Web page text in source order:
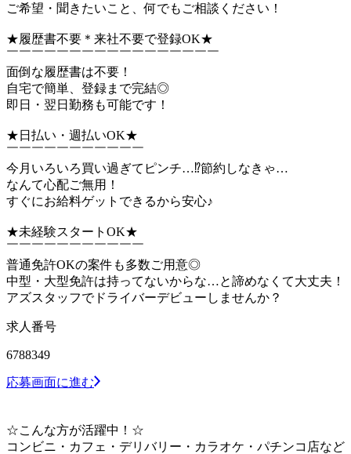
ご希望・聞きたいこと、何でもご相談ください！
★履歴書不要＊来社不要で登録OK★
￣￣￣￣￣￣￣￣￣￣￣￣￣￣￣￣￣
面倒な履歴書は不要！
自宅で簡単、登録まで完結◎
即日・翌日勤務も可能です！
★日払い・週払いOK★
￣￣￣￣￣￣￣￣￣￣￣
今月いろいろ買い過ぎてピンチ…⁉節約しなきゃ…
なんて心配ご無用！
すぐにお給料ゲットできるから安心♪
★未経験スタートOK★
￣￣￣￣￣￣￣￣￣￣￣
普通免許OKの案件も多数ご用意◎
中型・大型免許は持ってないからな…と諦めなくて大丈夫！
アズスタッフでドライバーデビューしませんか？
求人番号
6788349
応募画面に進む
☆こんな方が活躍中！☆
コンビニ・カフェ・デリバリー・カラオケ・パチンコ店など